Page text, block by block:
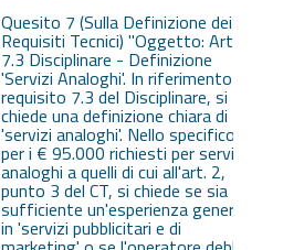
Quesito 7 (Sulla Definizione dei
Requisiti Tecnici) "Oggetto: Art.
7.3 Disciplinare - Definizione
'Servizi Analoghi'. In riferimento al
requisito 7.3 del Disciplinare, si
chiede una definizione chiara di
'servizi analoghi'. Nello specifico,
per i € 95.000 richiesti per servizi
analoghi a quelli di cui all'art. 2,
punto 3 del CT, si chiede se sia
sufficiente un'esperienza generica
in 'servizi pubblicitari e di